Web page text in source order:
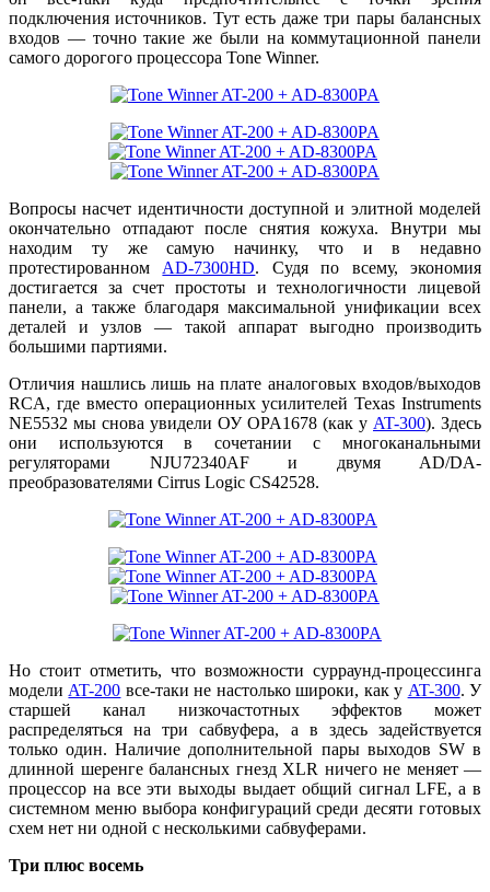
подключения источников. Тут есть даже три пары балансных
входов — точно такие же были на коммутационной панели
самого дорогого процессора Tone Winner.
Вопросы насчет идентичности доступной и элитной моделей
окончательно отпадают после снятия кожуха. Внутри мы
находим ту же самую начинку, что и в недавно
протестированномAD-7300HD. Судя по всему, экономия
достигается за счет простоты и технологичности лицевой
панели, а также благодаря максимальной унификации всех
деталей и узлов — такой аппарат выгодно производить
большими партиями.
Отличия нашлись лишь на плате аналоговых входов/выходов
RCA, где вместо операционных усилителей Texas Instruments
NE5532 мы снова увидели ОУ OPA1678 (как у AT-300). Здесь
они используются в сочетании с многоканальными
регуляторами NJU72340AF и двумя AD/DA-
преобразователями Cirrus Logic CS42528.
Но стоит отметить, что возможности сурраунд-процессинга
моделиAT-200 все-таки не настолько широки, как у AT-300. У
старшей канал низкочастотных эффектов может
распределяться на три сабвуфера, а в здесь задействуется
только один. Наличие дополнительной пары выходов SW в
длинной шеренге балансных гнезд XLR ничего не меняет —
процессор на все эти выходы выдает общий сигнал LFE, а в
системном меню выбора конфигураций среди десяти готовых
схем нет ни одной с несколькими сабвуферами.
Три плюс восемь